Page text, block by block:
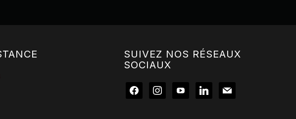
SUIVEZ NOS RÉSEAUX
SOCIAUX
facebookinstagramyoutubelinkedinmail